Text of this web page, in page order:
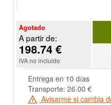
Agotado
A partir de:
198.74 €
IVA no incluido
Entrega en 10 días
Transporte: 26.00 €
Avisarme si cambia